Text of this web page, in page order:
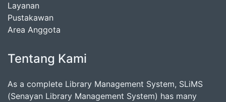
Layanan
Pustakawan
Area Anggota
Tentang Kami
As a complete Library Management System, SLiMS
(Senayan Library Management System) has many